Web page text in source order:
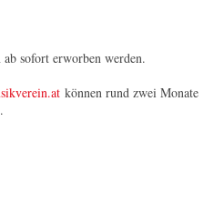
ab sofort erworben werden.
können rund zwei Monate